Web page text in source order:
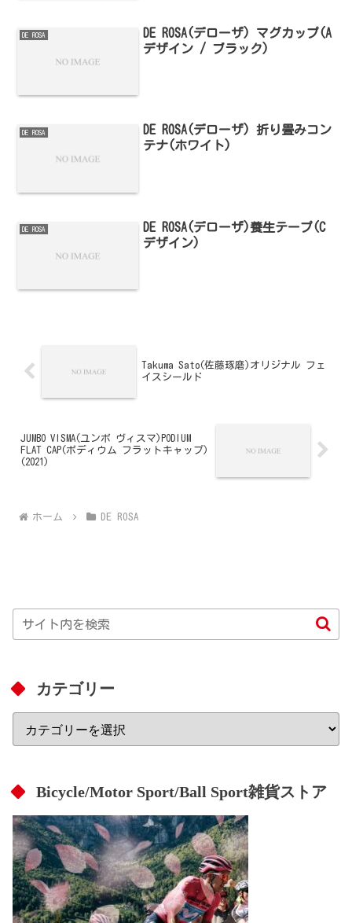
DE ROSA
DE ROSA(デローザ) マグカップ(A
デザイン / ブラック)
DE ROSA
DE ROSA(デローザ) 折り畳みコン
テナ(ホワイト)
DE ROSA
DE ROSA(デローザ)養生テープ(C
デザイン)
Takuma Sato(佐藤琢磨)オリジナル フェ
イスシールド
JUMBO VISMA(ユンボ ヴィスマ)PODIUM
FLAT CAP(ポディウム フラットキャップ)
(2021)
ホーム DE ROSA
カテゴリー
Bicycle/Motor Sport/Ball Sport雑貨ストア